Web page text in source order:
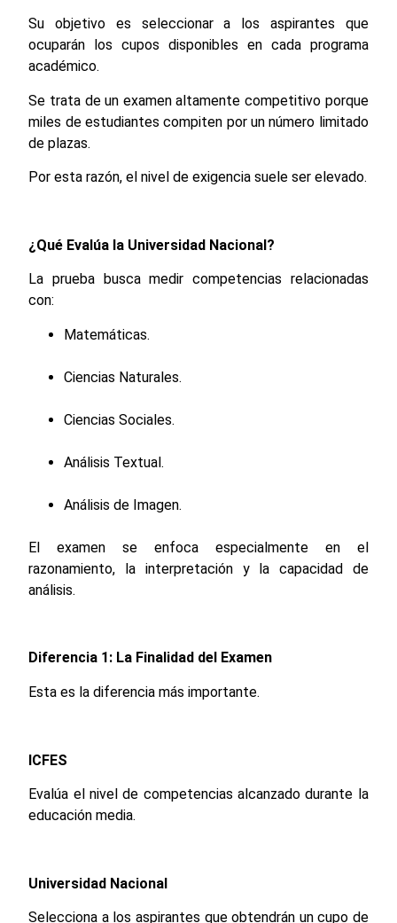
Su objetivo es seleccionar a los aspirantes que
ocuparán los cupos disponibles en cada programa
académico.
Se trata de un examen altamente competitivo porque
miles de estudiantes compiten por un número limitado
de plazas.
Por esta razón, el nivel de exigencia suele ser elevado.
¿Qué Evalúa la Universidad Nacional?
La prueba busca medir competencias relacionadas
con:
Matemáticas.
Ciencias Naturales.
Ciencias Sociales.
Análisis Textual.
Análisis de Imagen.
El examen se enfoca especialmente en el
razonamiento, la interpretación y la capacidad de
análisis.
Diferencia 1: La Finalidad del Examen
Esta es la diferencia más importante.
ICFES
Evalúa el nivel de competencias alcanzado durante la
educación media.
Universidad Nacional
Selecciona a los aspirantes que obtendrán un cupo de